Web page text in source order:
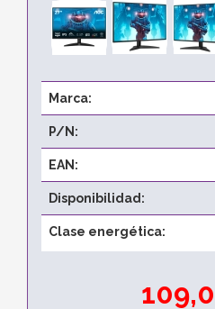
Marca:
P/N:
EAN:
Disponibilidad:
Clase energética: